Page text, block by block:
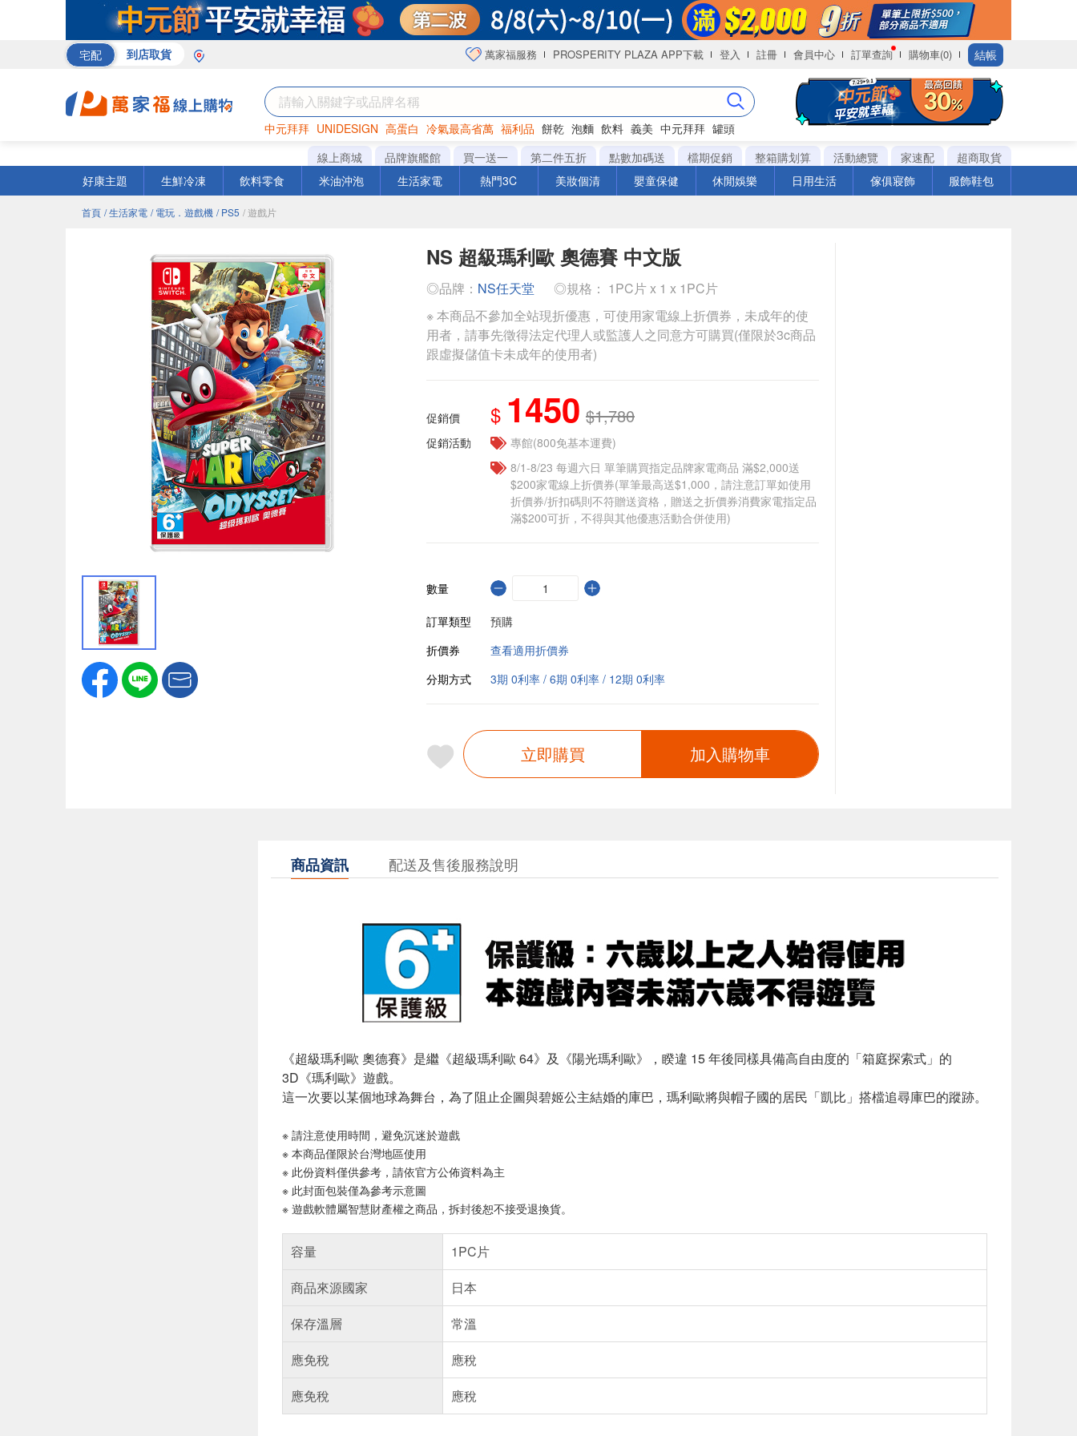
宅配 到店取貨 萬家福服務 PROSPERITY PLAZA APP下載 登入 註冊 會員中心 訂單查詢 購物車(0) 結帳
中元拜拜 UNIDESIGN 高蛋白 冷氣最高省萬 福利品 餅乾 泡麵 飲料 義美 中元拜拜 罐頭
巧克力 衛生紙 咖啡
線上商城 品牌旗艦館 買一送一 第二件五折 點數加碼送 檔期促銷 整箱購划算 活動總覽 家速配
超商取貨
好康主題
生鮮冷凍 飲料零食 米油沖泡 生活家電 熱門3C 美妝個清 嬰童保健 休閒娛樂 日用生活 傢俱寢飾 服飾鞋包
首頁 / 生活家電 / 電玩．遊戲機 / PS5 / 遊戲片
NS 超級瑪利歐 奧德賽 中文版
◎品牌： NS任天堂
◎規格： 1PC片 x 1 x 1PC片
※ 本商品不參加全站現折優惠，可使用家電線上折價券，未成年的使
用者，請事先徵得法定代理人或監護人之同意方可購買(僅限於3c商品
跟虛擬儲值卡未成年的使用者)
促銷價 $ 1450 $1,780
促銷活動
專館(800免基本運費)
8/1-8/23 每週六日 單筆購買指定品牌家電商品 滿$2,000送
$200家電線上折價券(單筆最高送$1,000，請注意訂單如使用
折價券/折扣碼則不符贈送資格，贈送之折價券消費家電指定品
滿$200可折，不得與其他優惠活動合併使用)
數量
訂單類型
預購
折價券
查看適用折價券
分期方式
3期 0利率 / 6期 0利率 / 12期 0利率
立即購買 加入購物車
商品資訊 配送及售後服務說明
《超級瑪利歐 奧德賽》是繼《超級瑪利歐 64》及《陽光瑪利歐》，睽違 15 年後同樣具備高自由度的「箱庭探索式」的
3D《瑪利歐》遊戲。
這一次要以某個地球為舞台，為了阻止企圖與碧姬公主結婚的庫巴，瑪利歐將與帽子國的居民「凱比」搭檔追尋庫巴的蹤跡。
※ 請注意使用時間，避免沉迷於遊戲
※ 本商品僅限於台灣地區使用
※ 此份資料僅供參考，請依官方公佈資料為主
※ 此封面包裝僅為參考示意圖
※ 遊戲軟體屬智慧財產權之商品，拆封後恕不接受退換貨。
容量
1PC片
商品來源國家
日本
保存溫層
常溫
應免稅
應稅
應免稅
應稅